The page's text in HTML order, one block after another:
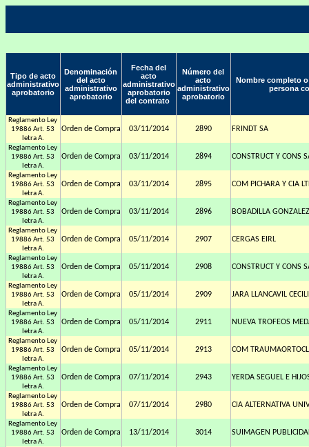
Tipo de acto
administrativo
aprobatorio
Denominación
del acto
administrativo
aprobatorio
Fecha del
acto
administrativo
aprobatorio
del contrato
Número del
acto
administrativo
aprobatorio
Nombre completo
persona
Reglamento Ley
19886 Art. 53
letra A.
Orden de Compra 03/11/2014 2890 FRINDT SA
Reglamento Ley
19886 Art. 53
letra A.
Orden de Compra 03/11/2014 2894 CONSTRUCT Y CONS
Reglamento Ley
19886 Art. 53
letra A.
Orden de Compra 03/11/2014 2895 COM PICHARA Y CIA
Reglamento Ley
19886 Art. 53
letra A.
Orden de Compra 03/11/2014 2896 BOBADILLA
Reglamento Ley
19886 Art. 53
letra A.
Orden de Compra 05/11/2014 2907 CERGAS EIRL
Reglamento Ley
19886 Art. 53
letra A.
Orden de Compra 05/11/2014 2908 CONSTRUCT Y CONS
Reglamento Ley
19886 Art. 53
letra A.
Orden de Compra 05/11/2014 2909 JARA LLANCAVIL
Reglamento Ley
19886 Art. 53
letra A.
Orden de Compra 05/11/2014 2911 NUEVA TROFEOS
Reglamento Ley
19886 Art. 53
letra A.
Orden de Compra 05/11/2014 2913 COM
Reglamento Ley
19886 Art. 53
letra A.
Orden de Compra 07/11/2014 2943 YERDA SEGUEL E
Reglamento Ley
19886 Art. 53
letra A.
Orden de Compra 07/11/2014 2980 CIA ALTERNATIVA
Reglamento Ley
19886 Art. 53
letra A.
Orden de Compra 13/11/2014 3014 SUIMAGEN